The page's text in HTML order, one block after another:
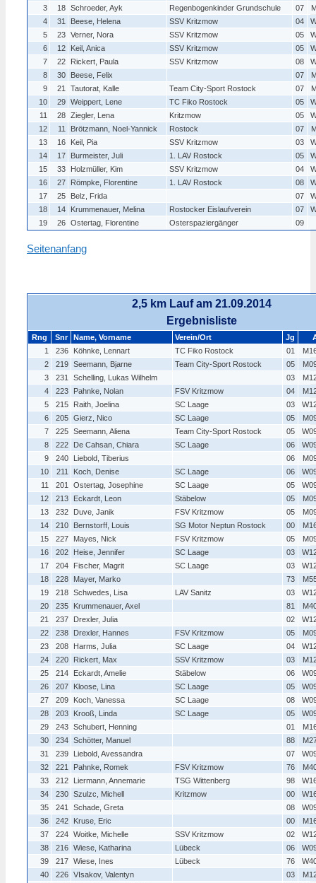
3
18 Schroeder, Ayk Regenbogenkinder Grundschule 07
4
31 Beese, Helena SSV Kritzmow 04
5
23 Verner, Nora SSV Kritzmow 05
6
12 Keil, Anica SSV Kritzmow 05
7
22 Rickert, Paula SSV Kritzmow 08
8
30 Beese, Felix 07
9
21 Tautorat, Kalle Team City-Sport Rostock 07
10
29 Weippert, Lene TC Fiko Rostock 05
11
28 Ziegler, Lena Kritzmow 05
12
11 Brötzmann, Noel-Yannick Rostock 07
13
16 Keil, Pia SSV Kritzmow 03
14
17 Burmeister, Juli 1. LAV Rostock 05
15
33 Holzmüller, Kim SSV Kritzmow 04
16
27 Römpke, Florentine 1. LAV Rostock 08
17
25 Belz, Frida 07
18
14 Krummenauer, Melina Rostocker Eislaufverein 07
19
26 Ostertag, Florentine Osterspaziergänger 09
Seitenanfang
2,5 km Lauf am 21.09.2014
Ergebnisliste
Rng Snr Name, Vorname Verein/Ort Jg
1
236 Köhnke, Lennart TC Fiko Rostock 01
2
219 Seemann, Bjarne Team City-Sport Rostock 05
3
231 Schelling, Lukas Wilhelm 03
4
223 Pahnke, Nolan FSV Kritzmow 04
5
215 Raith, Joelina SC Laage 03
6
205 Gierz, Nico SC Laage 05
7
225 Seemann, Aliena Team City-Sport Rostock 05
8
222 De Cahsan, Chiara SC Laage 06
9
240 Liebold, Tiberius 06
10
211 Koch, Denise SC Laage 06
11
201 Ostertag, Josephine SC Laage 05
12
213 Eckardt, Leon Stäbelow 05
13
232 Duve, Janik FSV Kritzmow 05
14
210 Bernstorff, Louis SG Motor Neptun Rostock 00
15
227 Mayes, Nick FSV Kritzmow 05
16
202 Heise, Jennifer SC Laage 03
17
204 Fischer, Magrit SC Laage 03
18
228 Mayer, Marko 73
19
218 Schwedes, Lisa LAV Sanitz 03
20
235 Krummenauer, Axel 81
21
237 Drexler, Julia 02
22
238 Drexler, Hannes FSV Kritzmow 05
23
208 Harms, Julia SC Laage 04
24
220 Rickert, Max SSV Kritzmow 03
25
214 Eckardt, Amelie Stäbelow 06
26
207 Kloose, Lina SC Laage 05
27
209 Koch, Vanessa SC Laage 08
28
203 Krooß, Linda SC Laage 05
29
243 Schubert, Henning 01
30
234 Schötter, Manuel 88
31
239 Liebold, Avessandra 07
32
221 Pahnke, Romek FSV Kritzmow 76
33
212 Liermann, Annemarie TSG Wittenberg 98
34
230 Szulzc, Michell Kritzmow 00
35
241 Schade, Greta 08
36
242 Kruse, Eric 00
37
224 Woitke, Michelle SSV Kritzmow 02
38
216 Wiese, Katharina Lübeck 06
39
217 Wiese, Ines Lübeck 76
40
226 VIsakov, Valentyn 03